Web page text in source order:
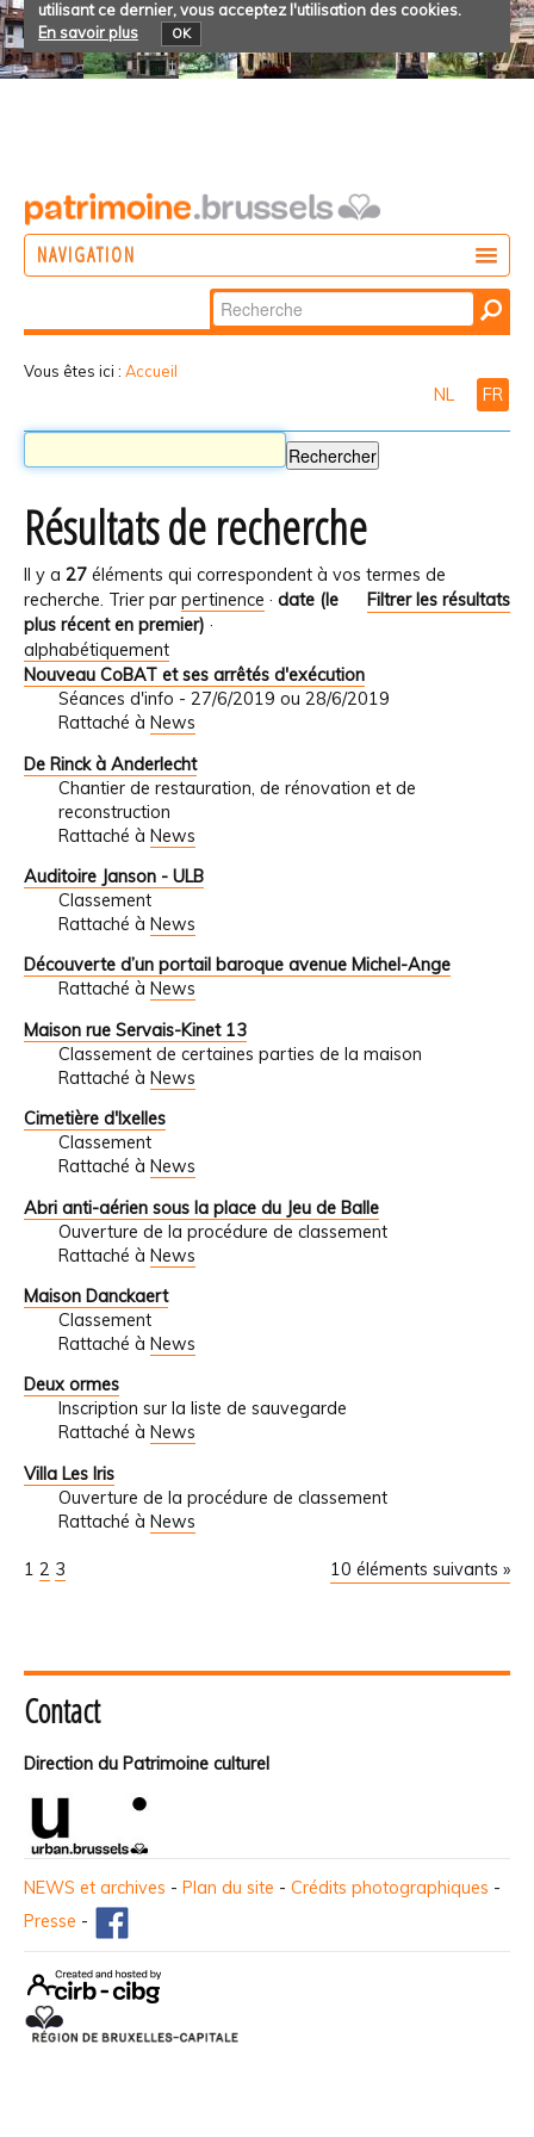
utilisant ce dernier, vous acceptez l'utilisation des cookies.
En savoir plus
OK
NAVIGATION
Chercher par
Recherche
Vous êtes ici : Accueil
NL FR
Résultats de recherche
Il y a 27 éléments qui correspondent à vos termes de
recherche.
Filtrer les résultats
Trier par pertinence · date (le
plus récent en premier) ·
alphabétiquement
Nouveau CoBAT et ses arrêtés d'exécution
Séances d'info - 27/6/2019 ou 28/6/2019
Rattaché à News
De Rinck à Anderlecht
Chantier de restauration, de rénovation et de
reconstruction
Rattaché à News
Auditoire Janson - ULB
Classement
Rattaché à News
Découverte d’un portail baroque avenue Michel-Ange
Rattaché à News
Maison rue Servais-Kinet 13
Classement de certaines parties de la maison
Rattaché à News
Cimetière d'Ixelles
Classement
Rattaché à News
Abri anti-aérien sous la place du Jeu de Balle
Ouverture de la procédure de classement
Rattaché à News
Maison Danckaert
Classement
Rattaché à News
Deux ormes
Inscription sur la liste de sauvegarde
Rattaché à News
Villa Les Iris
Ouverture de la procédure de classement
Rattaché à News
10 éléments suivants »
1 2 3
Contact
Direction du Patrimoine culturel
NEWS et archives - Plan du site - Crédits photographiques -
Presse -